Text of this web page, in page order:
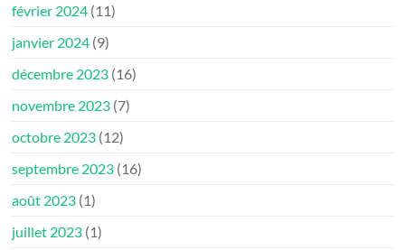
février 2024 (11)
janvier 2024 (9)
décembre 2023 (16)
novembre 2023 (7)
octobre 2023 (12)
septembre 2023 (16)
août 2023 (1)
juillet 2023 (1)